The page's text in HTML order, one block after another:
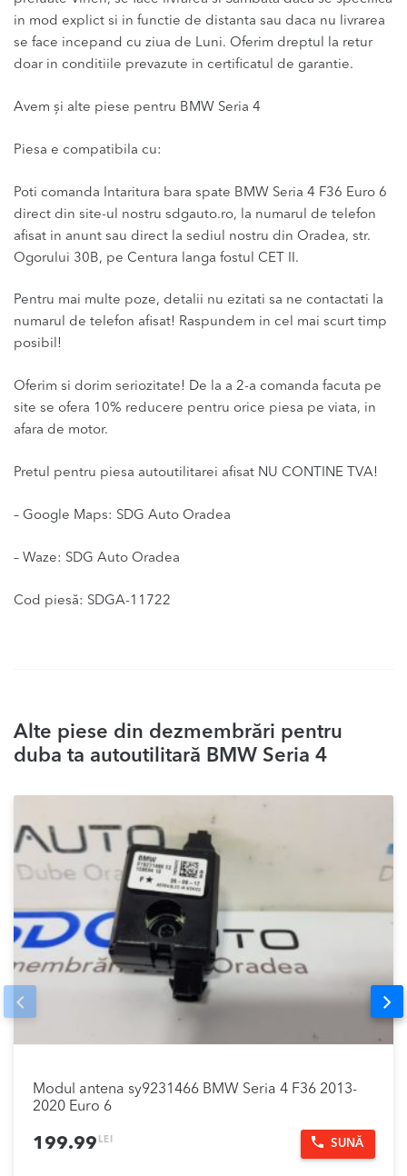
in mod explict si in functie de distanta sau daca nu livrarea
se face incepand cu ziua de Luni. Oferim dreptul la retur
doar in conditiile prevazute in certificatul de garantie.
Avem și alte piese pentru BMW Seria 4
Piesa e compatibila cu:
Poti comanda Intaritura bara spate BMW Seria 4 F36 Euro 6
direct din site-ul nostru sdgauto.ro, la numarul de telefon
afisat in anunt sau direct la sediul nostru din Oradea, str.
Ogorului 30B, pe Centura langa fostul CET II.
Pentru mai multe poze, detalii nu ezitati sa ne contactati la
numarul de telefon afisat! Raspundem in cel mai scurt timp
posibil!
Oferim si dorim seriozitate! De la a 2-a comanda facuta pe
site se ofera 10% reducere pentru orice piesa pe viata, in
afara de motor.
Pretul pentru piesa autoutilitarei afisat NU CONTINE TVA!
– Google Maps: SDG Auto Oradea
– Waze: SDG Auto Oradea
Cod piesă: SDGA-11722
Alte piese din dezmembrări pentru
duba ta autoutilitară BMW Seria 4
Modul antena sy9231466 BMW Seria 4 F36 2013-
2020 Euro 6
199.99 LEI SUNĂ
Prev